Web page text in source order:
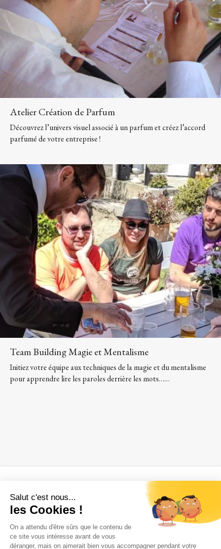
Atelier Création de Parfum
Découvrez l’univers visuel associé à un parfum et créez l’accord
parfumé de votre entreprise !
Team Building Magie et Mentalisme
Initiez votre équipe aux techniques de la magie et du mentalisme
pour apprendre lire les paroles derrière les mots……
Qui sommes nous ?
Une histoire de famille
Où sommes nous ?
Comment venir à Janvry
Nous contacter